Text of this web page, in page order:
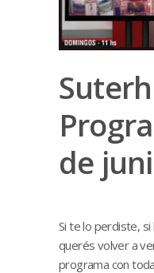
de
Si te lo perdiste,
querés volver a
programa con